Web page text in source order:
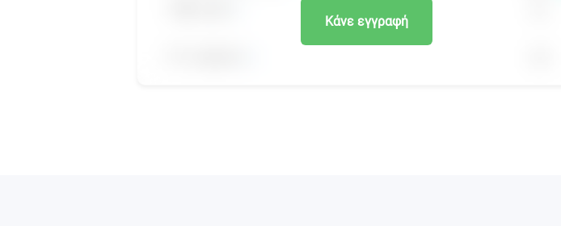
Κάνε εγγραφή